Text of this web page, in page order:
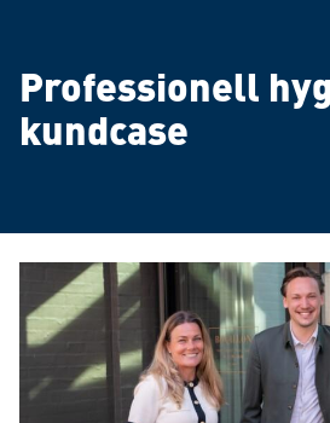
Professionell
kundcase